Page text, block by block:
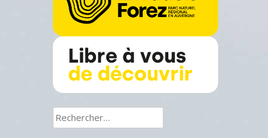
Rechercher :